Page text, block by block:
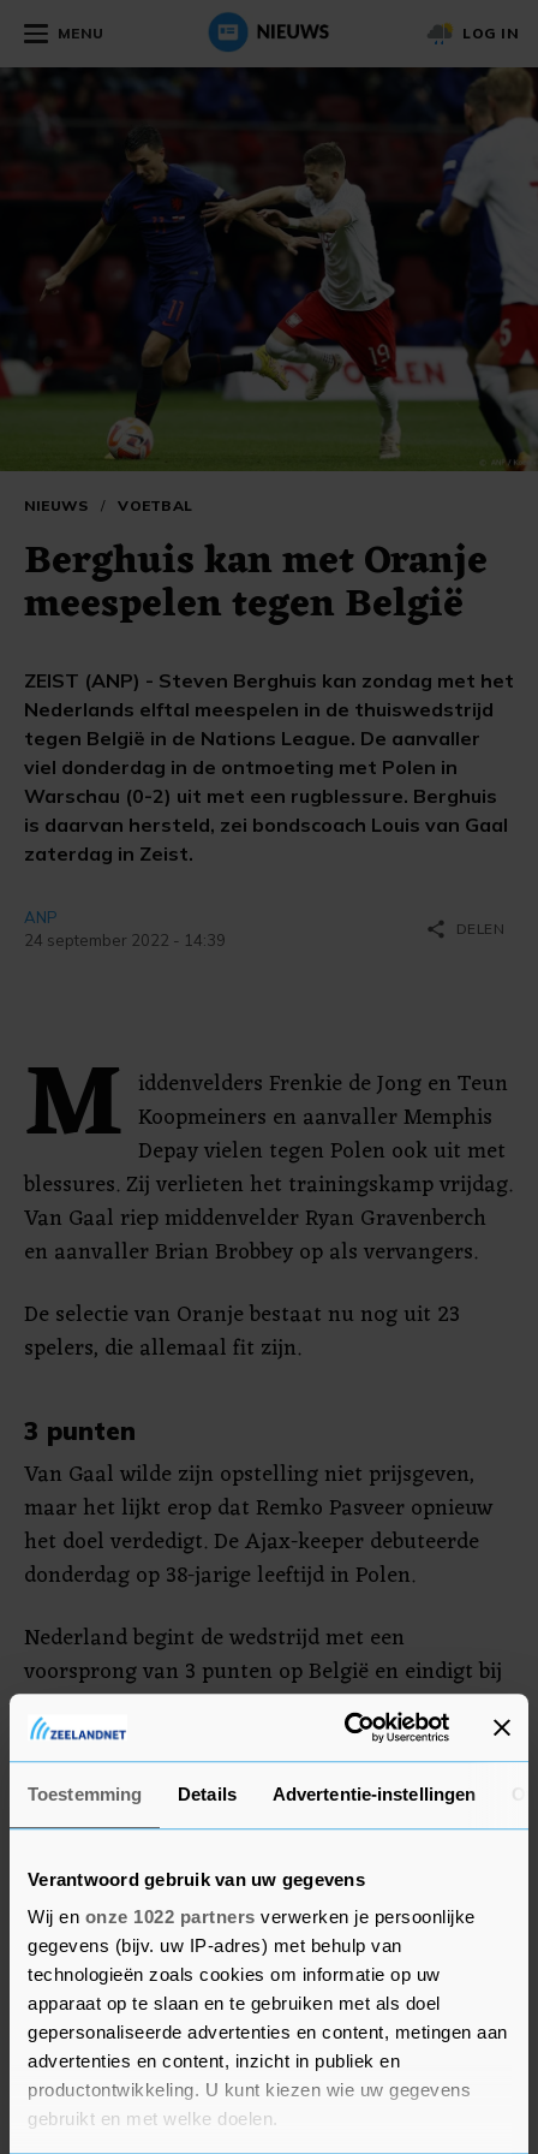
Toestemming Details Advertentie-instellingen
Verantwoord gebruik van uw gegevens
Wij en onze 1022 partners verwerken je persoonlijke
gegevens (bijv. uw IP-adres) met behulp van
technologieën zoals cookies om informatie op uw
apparaat op te slaan en te gebruiken met als doel
gepersonaliseerde advertenties en content, metingen aan
advertenties en content, inzicht in publiek en
productontwikkeling. U kunt kiezen wie uw gegevens
gebruikt en met welke doelen.
MENU LOG IN
NIEUWS / VOETBAL
Berghuis kan met Oranje
meespelen tegen België
ZEIST (ANP) - Steven Berghuis kan zondag met het
Nederlands elftal meespelen in de thuiswedstrijd
tegen België in de Nations League. De aanvaller
viel donderdag in de ontmoeting met Polen in
Warschau (0-2) uit met een rugblessure. Berghuis
is daarvan hersteld, zei bondscoach Louis van Gaal
zaterdag in Zeist.
ANP
24 september 2022 - 14:39
share DELEN
M iddenvelders Frenkie de Jong en Teun
Koopmeiners en aanvaller Memphis
Depay vielen tegen Polen ook uit met
blessures. Zij verlieten het trainingskamp vrijdag.
Van Gaal riep middenvelder Ryan Gravenberch
en aanvaller Brian Brobbey op als vervangers.
De selectie van Oranje bestaat nu nog uit 23
spelers, die allemaal fit zijn.
3 punten
Van Gaal wilde zijn opstelling niet prijsgeven,
maar het lijkt erop dat Remko Pasveer opnieuw
het doel verdedigt. De Ajax-keeper debuteerde
donderdag op 38-jarige leeftijd in Polen.
Nederland begint de wedstrijd met een
voorsprong van 3 punten op België en eindigt bij
een winst of een gelijkspel of een nederlaag van
maximaal twee doelpunten verschil, als eerste in
de poule. In dat geval mag Oranje volgend jaar
juni meedoen aan het finaletoernooi van de
Nations League.